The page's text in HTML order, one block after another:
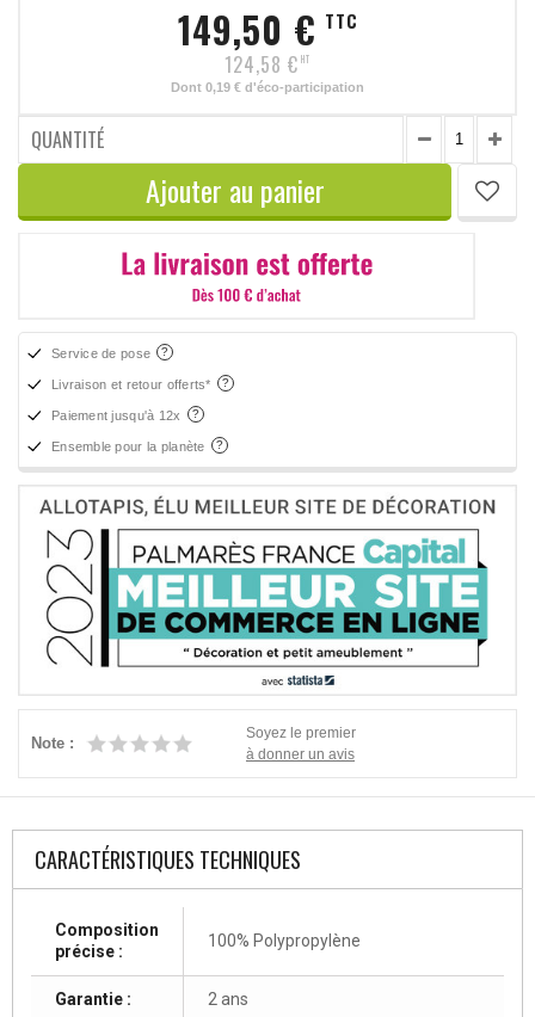
149,50 € TTC
124,58 € HT
Dont 0,19 € d'éco-participation
QUANTITÉ
Ajouter au panier
Service de pose
Livraison et retour offerts*
Paiement jusqu'à 12x
Ensemble pour la planète
Note :
Soyez le premier
à donner un avis
CARACTÉRISTIQUES TECHNIQUES
Composition
précise :
100% Polypropylène
Garantie : 2 ans